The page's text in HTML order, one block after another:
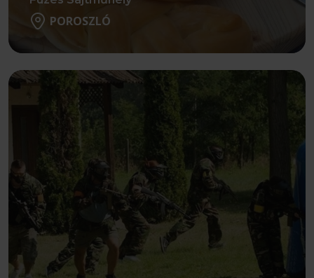
POROSZLÓ